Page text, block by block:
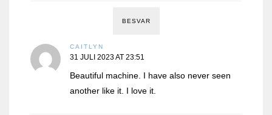
BESVAR
CAITLYN
31 JULI 2023 AT 23:51
Beautiful machine. I have also never seen
another like it. I love it.